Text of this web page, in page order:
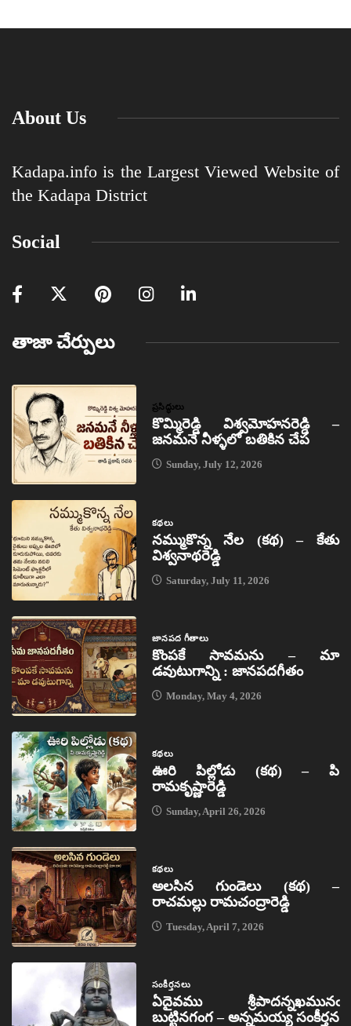
About Us
Kadapa.info is the Largest Viewed Website of
the Kadapa District
Social
తాజా చేర్పులు
ప్రసిద్ధులు
కొమ్మిరెడ్డి విశ్వమోహనరెడ్డి –
జనమనే నీళ్ళలో బతికిన చేప
Sunday, July 12, 2026
కథలు
నమ్ముకొన్న నేల (కథ) – కేతు
విశ్వనాథరెడ్డి
Saturday, July 11, 2026
జానపద గీతాలు
కొంపకే సావమను – మా
డవుటుగాన్ని : జానపదగీతం
Monday, May 4, 2026
కథలు
ఊరి పిల్లోడు (కథ) – పి
రామకృష్ణారెడ్డి
Sunday, April 26, 2026
కథలు
అలసిన గుండెలు (కథ) –
రాచమల్లు రామచంద్రారెడ్డి
Tuesday, April 7, 2026
సంకీర్తనలు
ఏదైవము శ్రీపాదన్నఖమునఁ
బుట్టినగంగ – అన్నమయ్య సంకీర్తన